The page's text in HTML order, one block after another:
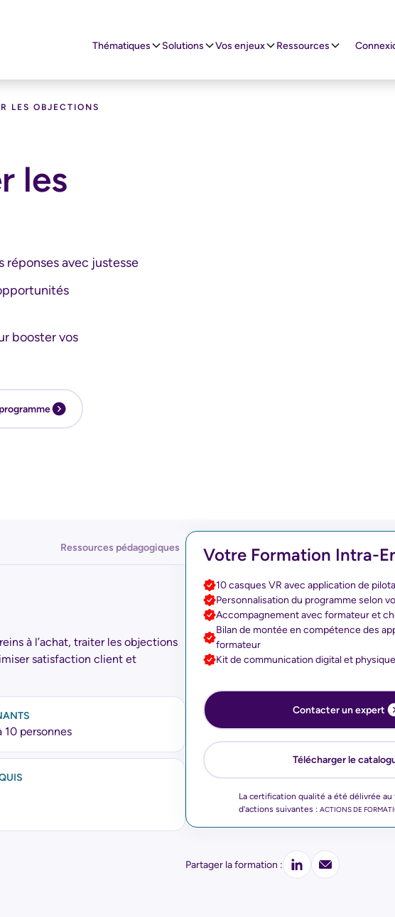
Thématiques Solutions Vos enjeux Ressources
LES OBJECTIONS
les
réponses avec justesse
booster vos
Ressources pédagogiques
à l’achat, traiter les objections
satisfaction client et
10 personnes
Votre Formation Intra-
10 casques VR avec application de
Personnalisation du programme selon
Accompagnement avec formateur et
Bilan de montée en compétence des
formateur
Kit de communication digital et physique
Contacter un expert
Télécharger le
La certification qualité a été délivrée
d’actions suivantes :ACTIONS DE
Partager la formation :